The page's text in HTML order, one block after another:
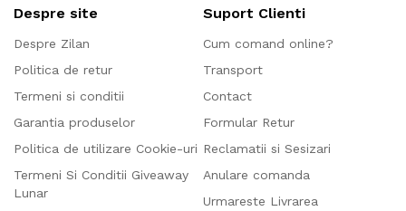
Despre site
Despre Zilan
Politica de retur
Termeni si conditii
Garantia produselor
Politica de utilizare Cookie-uri
Termeni Si Conditii Giveaway
Lunar
Suport Clienti
Cum comand online?
Transport
Contact
Formular Retur
Reclamatii si Sesizari
Anulare comanda
Urmareste Livrarea